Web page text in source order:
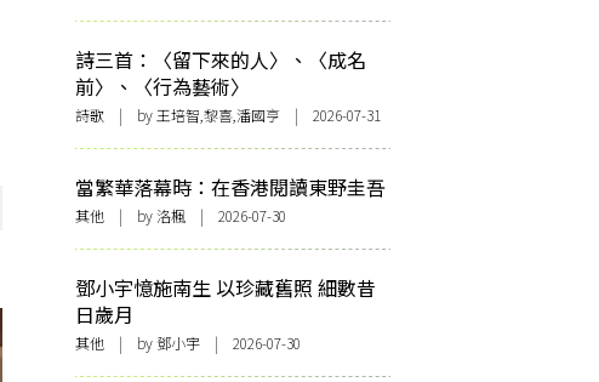
詩三首：〈留下來的人〉、〈成名
前〉、〈行為藝術〉
詩歌 | by 王培智,黎喜,潘國亨 | 2026-07-31
當繁華落幕時：在香港閱讀東野圭吾
其他 | by洛楓 | 2026-07-30
鄧小宇憶施南生 以珍藏舊照 細數昔
日歲月
其他 | by 鄧小宇 | 2026-07-30